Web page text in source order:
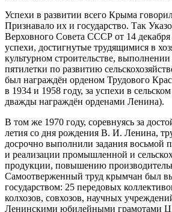
Успехи в развитии всего Крыма
Признавало их и государство. Так
Верховного Совета СССР от 14
успехи, достигнутые трудящимися в
культурном строительстве,
пятилетки по развитию
был награждён орденом Трудового
в 1934 и 1958 году, за успехи в
дважды награждён орденами Ленина).
В том же 1970 году, соревнуясь за
летия со дня рождения В. И. Ленина,
досрочно выполнили задания восьмой
и реализации промышленной и
продукции, повышению
Самоотверженный труд крымчан был
государством: 25 передовых
колхозов, совхозов, научных
Ленинскими юбилейными грамотами